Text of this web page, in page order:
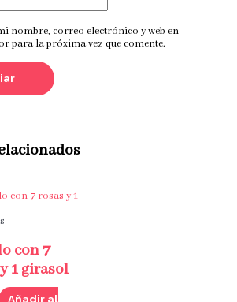
nombre, correo electrónico y web en
para la próxima vez que comente.
con 7
1 girasol
Añadir al